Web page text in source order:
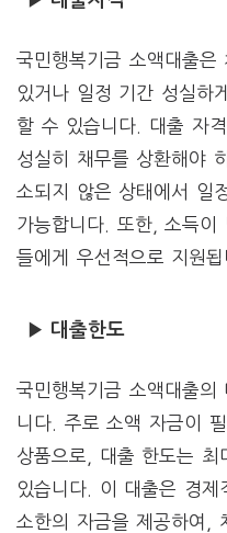
국민행복기금 소액대출은
있거나 일정 기간 성실하
할 수 있습니다. 대출 자
성실히 채무를 상환해야
소되지 않은 상태에서 일
가능합니다. 또한, 소득이
들에게 우선적으로 지원됩
▶ 대출한도
국민행복기금 소액대출
니다. 주로 소액 자금이
상품으로, 대출 한도는
있습니다. 이 대출은 경제
소한의 자금을 제공하여,